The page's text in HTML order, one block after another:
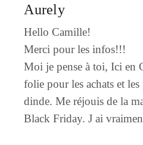
Aurely
Hello Camille!
Merci pour les infos!!!
Moi je pense à toi, Ici en
folie pour les achats et
dinde. Me réjouis de la
Black Friday. J ai